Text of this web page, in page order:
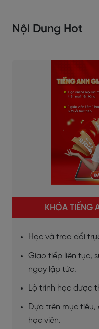
Nội Dung Hot
KHÓA TIẾNG
Học và trao đổi
Giao tiếp liên tục,
ngay lập tức.
Lộ trình học được
Dựa trên mục
học viên.